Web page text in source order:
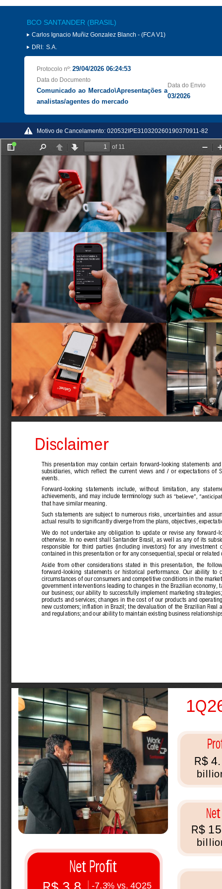
BCO SANTANDER (BRASIL)
Carlos Ignacio Muñiz Gonzalez Blanch - (FCA V1)
DRI: S.A.
Protocolo nº: 29/04/2026 06:24:53
Data do Documento
Comunicado ao Mercado\Apresentações a
analistas/agentes do mercado
Data do Envio
03/2026
Motivo de Cancelamento: 020532IPE310320260190370911-82